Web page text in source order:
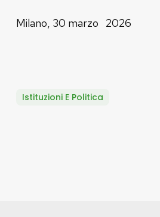
Milano, 30 marzo 2026
Istituzioni E Politica